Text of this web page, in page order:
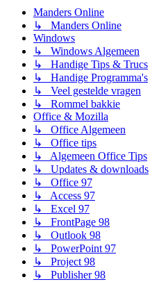
Manders Online
↳ Manders Online
Windows
↳ Windows Algemeen
↳ Handige Tips & Trucs
↳ Handige Programma's
↳ Veel gestelde vragen
↳ Rommel bakkie
Office & Mozilla
↳ Office Algemeen
↳ Office tips
↳ Algemeen Office Tips
↳ Updates & downloads
↳ Office 97
↳ Access 97
↳ Excel 97
↳ FrontPage 98
↳ Outlook 98
↳ PowerPoint 97
↳ Project 98
↳ Publisher 98